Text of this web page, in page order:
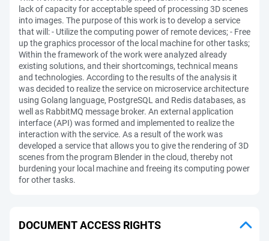
lack of capacity for acceptable speed of processing 3D scenes
into images. The purpose of this work is to develop a service
that will: - Utilize the computing power of remote devices; - Free
up the graphics processor of the local machine for other tasks;
Within the framework of the work were analyzed already
existing solutions, and their shortcomings, technical means
and technologies. According to the results of the analysis it
was decided to realize the service on microservice architecture
using Golang language, PostgreSQL and Redis databases, as
well as RabbitMQ message broker. An external application
interface (API) was formed and implemented to realize the
interaction with the service. As a result of the work was
developed a service that allows you to give the rendering of 3D
scenes from the program Blender in the cloud, thereby not
burdening your local machine and freeing its computing power
for other tasks.
DOCUMENT ACCESS RIGHTS